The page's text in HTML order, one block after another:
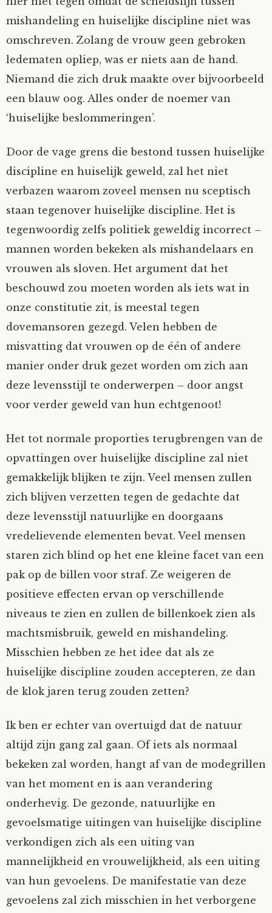
mishandeling en huiselijke discipline niet was
omschreven. Zolang de vrouw geen gebroken
ledematen opliep, was er niets aan de hand.
Niemand die zich druk maakte over bijvoorbeeld
een blauw oog. Alles onder de noemer van
‘huiselijke beslommeringen’.
Door de vage grens die bestond tussen huiselijke
discipline en huiselijk geweld, zal het niet
verbazen waarom zoveel mensen nu sceptisch
staan tegenover huiselijke discipline. Het is
tegenwoordig zelfs politiek geweldig incorrect –
mannen worden bekeken als mishandelaars en
vrouwen als sloven. Het argument dat het
beschouwd zou moeten worden als iets wat in
onze constitutie zit, is meestal tegen
dovemansoren gezegd. Velen hebben de
misvatting dat vrouwen op de één of andere
manier onder druk gezet worden om zich aan
deze levensstijl te onderwerpen – door angst
voor verder geweld van hun echtgenoot!
Het tot normale proporties terugbrengen van de
opvattingen over huiselijke discipline zal niet
gemakkelijk blijken te zijn. Veel mensen zullen
zich blijven verzetten tegen de gedachte dat
deze levensstijl natuurlijke en doorgaans
vredelievende elementen bevat. Veel mensen
staren zich blind op het ene kleine facet van een
pak op de billen voor straf. Ze weigeren de
positieve effecten ervan op verschillende
niveaus te zien en zullen de billenkoek zien als
machtsmisbruik, geweld en mishandeling.
Misschien hebben ze het idee dat als ze
huiselijke discipline zouden accepteren, ze dan
de klok jaren terug zouden zetten?
Ik ben er echter van overtuigd dat de natuur
altijd zijn gang zal gaan. Of iets als normaal
bekeken zal worden, hangt af van de modegrillen
van het moment en is aan verandering
onderhevig. De gezonde, natuurlijke en
gevoelsmatige uitingen van huiselijke discipline
verkondigen zich als een uiting van
mannelijkheid en vrouwelijkheid, als een uiting
van hun gevoelens. De manifestatie van deze
gevoelens zal zich misschien in het verborgene